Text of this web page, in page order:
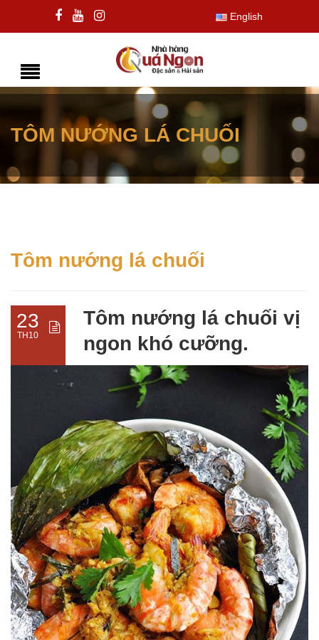
English
TÔM NƯỚNG LÁ CHUỐI
Tôm nướng lá chuối
23
TH10
Tôm nướng lá chuối vị
ngon khó cưỡng.